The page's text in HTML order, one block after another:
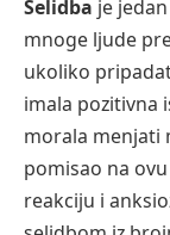
Selidba je
mnoge ljude
ukoliko
imala pozitivna
morala menjati
pomisao na
reakciju i